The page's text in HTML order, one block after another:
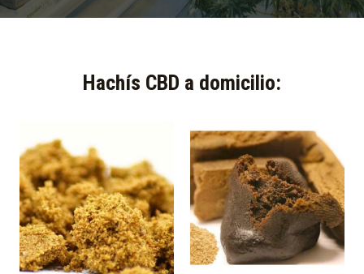
Hachís CBD a domicilio:​